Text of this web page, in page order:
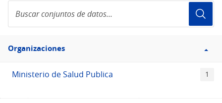
conjuntos
de
Filtro
Organizaciones
Organizaciones
Ministerio de Salud Publica 1